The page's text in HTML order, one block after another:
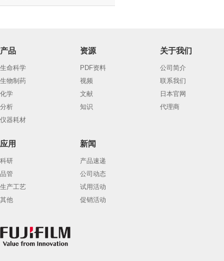
产品
生命科学
生物制药
化学
分析
仪器耗材
资源
PDF资料
视频
文献
知识
关于我们
公司简介
联系我们
日本官网
代理商
应用
科研
品管
生产工艺
其他
新闻
产品速递
公司动态
试用活动
促销活动